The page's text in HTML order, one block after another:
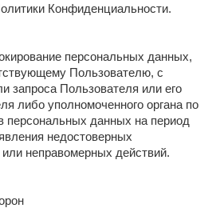
Конфиденциальности.
персональных данных,
Пользователю, с
запроса Пользователя или его
либо уполномоченного органа по
персональных данных на период
недостоверных
неправомерных действий.